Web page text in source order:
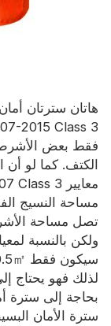
فقط بعض
الكتف. كما لو
لذلك فهو يحتاج
بحاجة إلى سترة